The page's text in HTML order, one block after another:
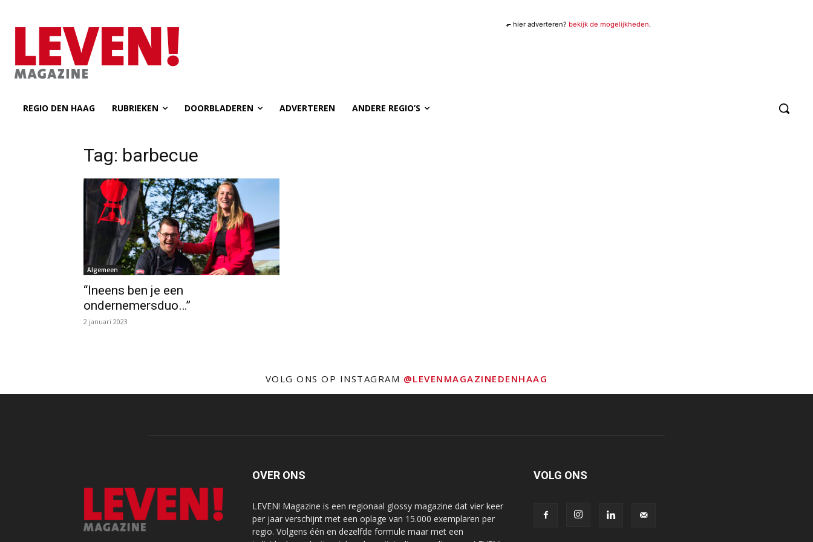
⬐ hier adverteren? bekijk de mogelijkheden.
REGIO DEN HAAG RUBRIEKEN DOORBLADEREN ADVERTEREN ANDERE REGIO’S
Tag: barbecue
Algemeen
“Ineens ben je een
ondernemersduo…”
2 januari 2023
VOLG ONS OP INSTAGRAM @LEVENMAGAZINEDENHAAG
OVER ONS
LEVEN! Magazine is een regionaal glossy magazine dat vier keer
per jaar verschijnt met een oplage van 15.000 exemplaren per
regio. Volgens één en dezelfde formule maar met een
VOLG ONS